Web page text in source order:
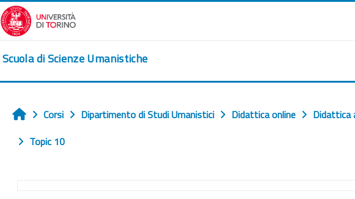
Vai al contenuto principale
Scuola di Scienze Umanistiche
Home
Corsi Dipartimento di Studi Umanistici Didattica online Didattica
Topic 10